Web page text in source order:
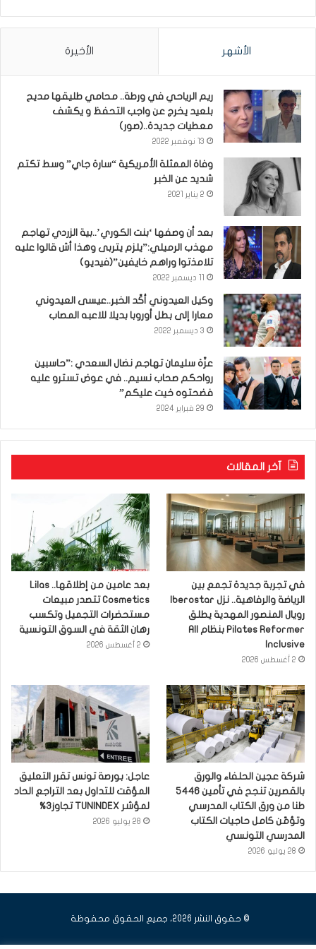
الأشهر الأخيرة
ريم الرياحي في ورطة.. محامي طليقها مديح
بلعيد يخرج عن واجب التحفظ و يكشف
معطيات جديدة..(صور)
13 نوفمبر 2022
وفاة الممثلة الأمريكية “سارة جاي” وسط تكتم
شديد عن الخبر
2 يناير 2021
بعد أن وصفها ‘بنت الكوري’..بية الزردي تهاجم
مهذب الرميلي:”يلزم يتربى وهذا أش قالوا عليه
تلامذتوا وراهم خايفين”(فيديو)
وكيل العيدوني أكّد الخبر..عيسى العيدوني
معارا إلى بطل أوروبا بديلا للاعبه المصاب
3 ديسمبر 2022
عزّة سليمان تهاجم نضال السعدي :”حاسبين
رواحكم صحاب نسيم.. في عوض تسترو عليه
فضحتوه خيت عليكم”
29 فبراير 2024
آخر المقالات
في تجربة جديدة تجمع بين
رويال المنصور المهدية يطلق
Pilates Reformer بنظام All
Inclusive
2 أغسطس 2026
بعد عامين من إطلاقها.. Lilas
Cosmetics تتصدر مبيعات
مستحضرات التجميل وتكسب
رهان الثقة في السوق التونسية
2 أغسطس 2026
شركة عجين الحلفاء والورق
بالقصرين تنجح في تأمين 5446
طنا من ورق الكتاب المدرسي
وتؤمّن كامل حاجيات الكتاب
المدرسي التونسي
28 يوليو 2026
عاجل: بورصة تونس تقرر التعليق
المؤقت للتداول بعد التراجع الحاد
لمؤشر TUNINDEX تجاوز3%
28 يوليو 2026
© حقوق النشر 2026، جميع الحقوق محفوظة